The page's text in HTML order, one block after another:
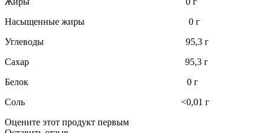
Насыщенные жиры 0 г
Углеводы 95,3 г
Сахар 95,3 г
Белок 0 г
Соль <0,01 г
Оцените этот продукт первым